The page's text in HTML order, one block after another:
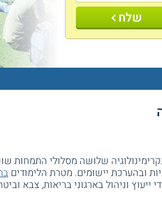
שלח
שלושה מסלולי התמחות
ובהערכת יישומים. מטרת הלימודים
וניהול בארגוני בריאות, צבא